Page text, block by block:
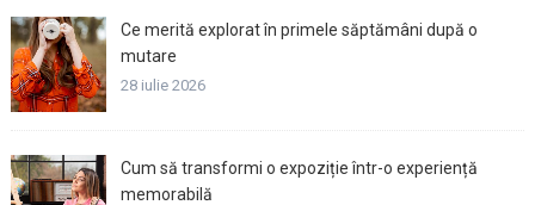
Ce merită explorat în primele săptămâni după o
mutare
28 iulie 2026
Cum să transformi o expoziție într-o experiență
memorabilă